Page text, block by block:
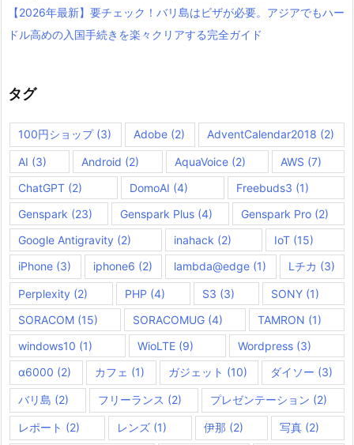
【2026年最新】要チェック！バリ島はビザが必要。アジアでもハー
ドル高めの入国手続きを楽々クリアする完全ガイド
タグ
100円ショップ(3) Adobe (2) AdventCalendar2018 (2)
AI (3) Android (2) AquaVoice(2) AWS (7)
ChatGPT (2) DomoAI (4) Freebuds3 (1)
Genspark (23) Genspark Plus (4) Genspark Pro(2)
Google Antigravity (2) inahack (2) IoT (15)
iPhone (3) iphone6 (2) lambda@edge (1) Lチカ (3)
Perplexity (2) PHP (4) S3 (3) SONY (1)
SORACOM (15) SORACOMUG (4) TAMRON (1)
windows10 (1) WioLTE(9) Wordpress (3)
α6000 (2) カフェ (1) ガジェット (10) ダイソー (3)
バリ島 (2) フリーランス (2) プレゼンテーション (2)
レポート (2) レンズ(1) 伊那 (2) 写真 (2)